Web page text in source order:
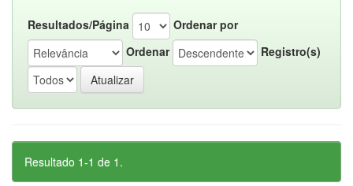
Resultados/Página
Ordenar por
Ordenar
Registro(s)
Resultado 1-1 de 1.